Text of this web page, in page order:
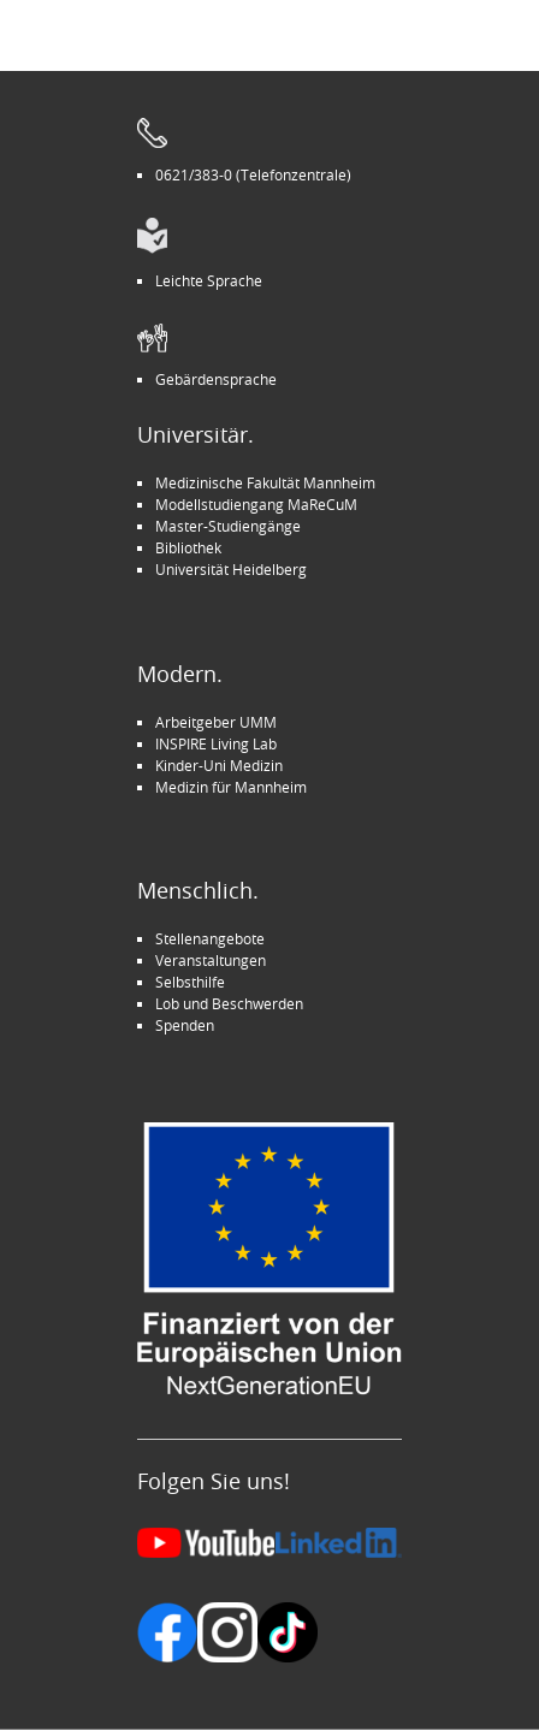
0621/383-0 (Telefonzentrale)
Leichte Sprache
Gebärdensprache
Universitär.
Medizinische Fakultät Mannheim
Modellstudiengang MaReCuM
Master-Studiengänge
Bibliothek
Universität Heidelberg
Modern.
Arbeitgeber UMM
INSPIRE Living Lab
Kinder-Uni Medizin
Medizin für Mannheim
Menschlich.
Stellenangebote
Veranstaltungen
Selbsthilfe
Lob und Beschwerden
Spenden
Folgen Sie uns!